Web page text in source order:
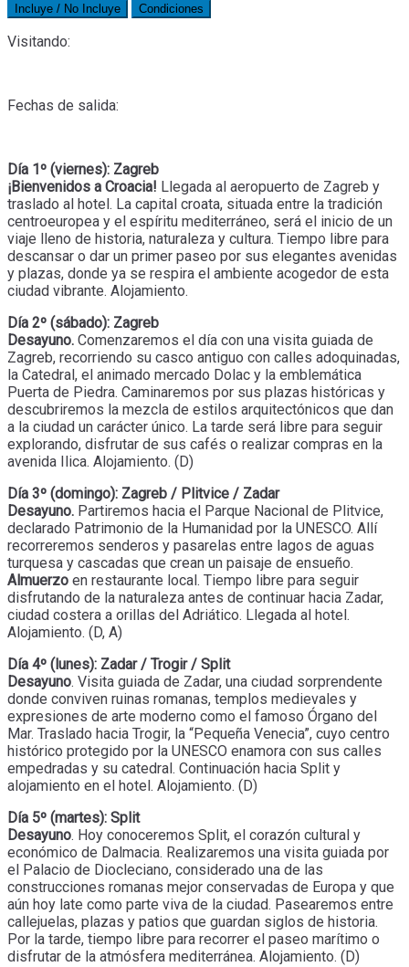
Incluye / No Incluye
Condiciones
Visitando:
Fechas de salida:
Día 1º (viernes): Zagreb
¡Bienvenidos a Croacia! Llegada al aeropuerto de Zagreb y
traslado al hotel. La capital croata, situada entre la tradición
centroeuropea y el espíritu mediterráneo, será el inicio de un
viaje lleno de historia, naturaleza y cultura. Tiempo libre para
descansar o dar un primer paseo por sus elegantes avenidas
y plazas, donde ya se respira el ambiente acogedor de esta
ciudad vibrante. Alojamiento.
Día 2º (sábado): Zagreb
Desayuno. Comenzaremos el día con una visita guiada de
Zagreb, recorriendo su casco antiguo con calles adoquinadas,
la Catedral, el animado mercado Dolac y la emblemática
Puerta de Piedra. Caminaremos por sus plazas históricas y
descubriremos la mezcla de estilos arquitectónicos que dan
a la ciudad un carácter único. La tarde será libre para seguir
explorando, disfrutar de sus cafés o realizar compras en la
avenida Ilica. Alojamiento. (D)
Día 3º (domingo): Zagreb / Plitvice / Zadar
Desayuno. Partiremos hacia el Parque Nacional de Plitvice,
declarado Patrimonio de la Humanidad por la UNESCO. Allí
recorreremos senderos y pasarelas entre lagos de aguas
turquesa y cascadas que crean un paisaje de ensueño.
Almuerzo en restaurante local. Tiempo libre para seguir
disfrutando de la naturaleza antes de continuar hacia Zadar,
ciudad costera a orillas del Adriático. Llegada al hotel.
Alojamiento. (D, A)
Día 4º (lunes): Zadar / Trogir / Split
Desayuno. Visita guiada de Zadar, una ciudad sorprendente
donde conviven ruinas romanas, templos medievales y
expresiones de arte moderno como el famoso Órgano del
Mar. Traslado hacia Trogir, la “Pequeña Venecia”, cuyo centro
histórico protegido por la UNESCO enamora con sus calles
empedradas y su catedral. Continuación hacia Split y
alojamiento en el hotel. Alojamiento. (D)
Día 5º (martes): Split
Desayuno. Hoy conoceremos Split, el corazón cultural y
económico de Dalmacia. Realizaremos una visita guiada por
el Palacio de Diocleciano, considerado una de las
construcciones romanas mejor conservadas de Europa y que
aún hoy late como parte viva de la ciudad. Pasearemos entre
callejuelas, plazas y patios que guardan siglos de historia.
Por la tarde, tiempo libre para recorrer el paseo marítimo o
disfrutar de la atmósfera mediterránea. Alojamiento. (D)